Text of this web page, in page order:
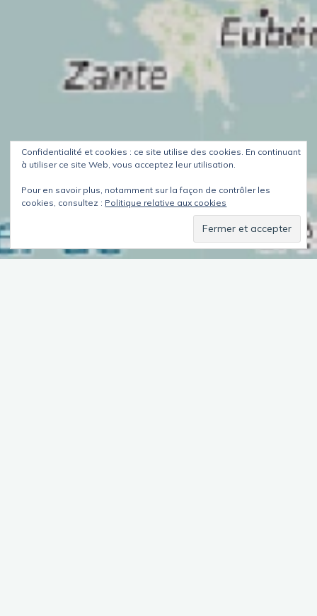
Confidentialité et cookies : ce site utilise des cookies. En continuant
à utiliser ce site Web, vous acceptez leur utilisation.
Pour en savoir plus, notamment sur la façon de contrôler les
cookies, consultez : Politique relative aux cookies